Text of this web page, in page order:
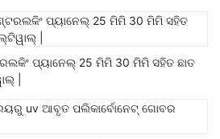
ପ୍ୟାନେଲ୍ 25 ମିମି 30 ମିମି ସହିତ ଛାତ
|